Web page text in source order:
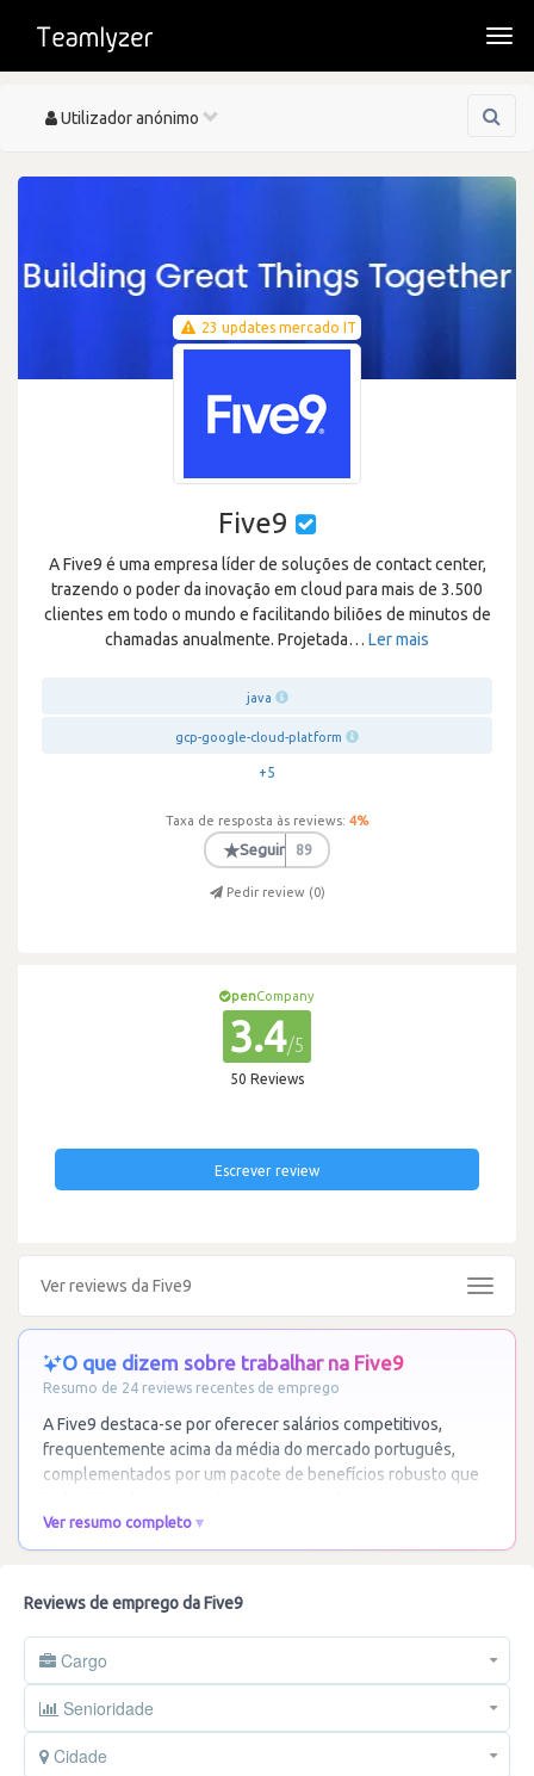
Toggle
Utilizador anónimo
23 updates mercado IT
Five9
A Five9 é uma empresa líder de soluções de contact center,
trazendo o poder da inovação em cloud para mais de 3.500
clientes em todo o mundo e facilitando biliões de minutos de
chamadas anualmente. Projetada… Ler mais
java
gcp-google-cloud-platform
+5
Taxa de resposta às reviews: 4%
★Seguir 89
Pedir review (0)
penCompany
3.4/5
50 Reviews
Escrever review
Ver reviews da Five9
Toggle
O que dizem sobre trabalhar na Five9
Resumo de 24 reviews recentes de emprego
A Five9 destaca-se por oferecer salários competitivos,
frequentemente acima da média do mercado português,
complementados por um pacote de benefícios robusto que
Ver resumo completo
Reviews de emprego da Five9
Cargo
Senioridade
Cidade